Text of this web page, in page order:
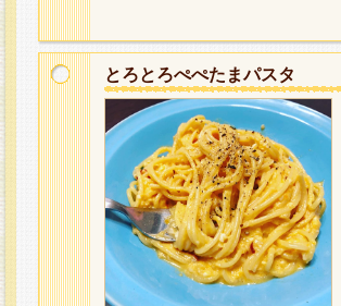
とろとろぺぺたまパスタ